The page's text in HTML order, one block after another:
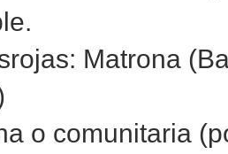
Matrona
o comunitaria